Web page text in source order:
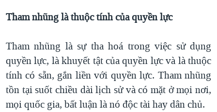
Tham nhũng là thuộc tính của quyền lực
Tham nhũng là sự tha hoá trong việc sử dụng
quyền lực, là khuyết tật của quyền lực và là thuộc
tính có sẵn, gắn liền với quyền lực. Tham nhũng
tồn tại suốt chiều dài lịch sử và có mặt ở mọi nơi,
mọi quốc gia, bất luận là nó độc tài hay dân chủ.